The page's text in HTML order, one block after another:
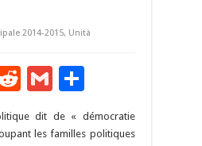
2014-2015, Unità
u
R
d
G
m
ai
ar
ta
dit de « démocratie
les familles politiques